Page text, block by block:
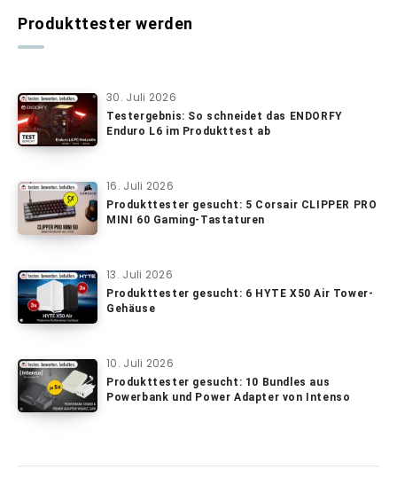
Produkttester werden
30. Juli 2026
Testergebnis: So schneidet das ENDORFY
Enduro L6 im Produkttest ab
16. Juli 2026
Produkttester gesucht: 5 Corsair CLIPPER PRO
MINI 60 Gaming-Tastaturen
13. Juli 2026
Produkttester gesucht: 6 HYTE X50 Air Tower-
Gehäuse
10. Juli 2026
Produkttester gesucht: 10 Bundles aus
Powerbank und Power Adapter von Intenso